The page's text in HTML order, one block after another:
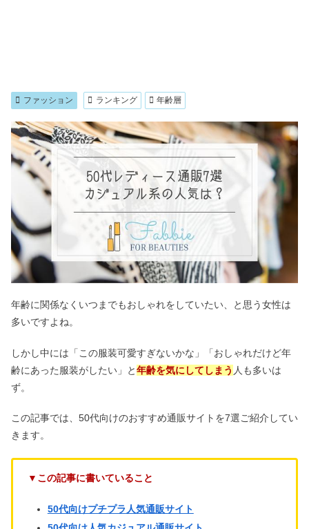
ファッション ランキング 年齢層
年齢に関係なくいつまでもおしゃれをしていたい、と思う女性は
多いですよね。
しかし中には「この服装可愛すぎないかな」「おしゃれだけど年
齢にあった服装がしたい」と年齢を気にしてしまう 人も多いは
ず。
この記事では、50代向けのおすすめ通販サイトを7選ご紹介してい
きます。
▼この記事に書いていること
50代向けプチプラ人気通販サイト